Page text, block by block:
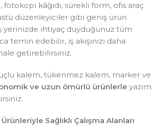
fotokopi kâğıdı, sürekli form, ofis araç
düzenleyiciler gibi geniş ürün
yerinizde ihtiyaç duyduğunuz tüm
temin edebilir, iş akışınızı daha
getirebilirsiniz.
uçlu kalem, tükenmez kalem, marker ve
ve uzun ömürlü ürünlerle yazım
Sağlıklı Çalışma Alanları